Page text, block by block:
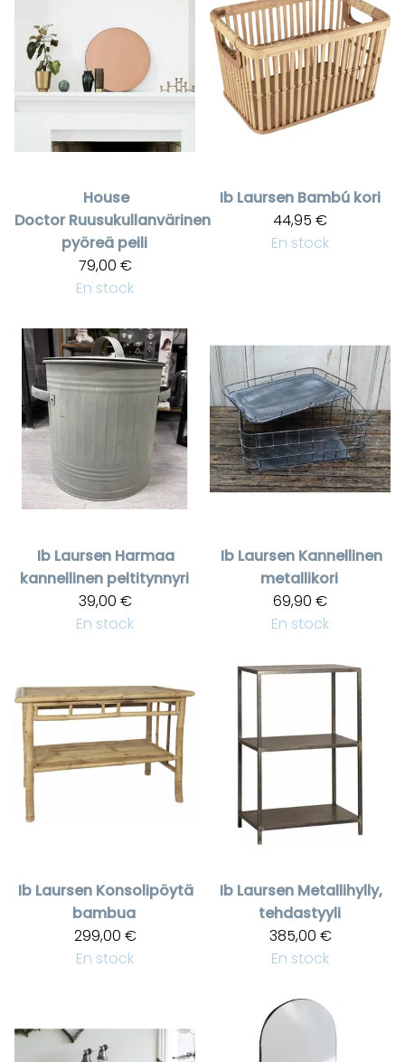
House
Doctor Ruusukullanvärinen
pyöreä peili
79,00 €
En stock
Ib Laursen Bambú kori
44,95 €
En stock
Ib Laursen Harmaa
kannellinen peltitynnyri
39,00 €
En stock
Ib Laursen Kannellinen
metallikori
69,90 €
En stock
Ib Laursen Konsolipöytä
bambua
299,00 €
En stock
Ib Laursen Metallihylly,
tehdastyyli
385,00 €
En stock